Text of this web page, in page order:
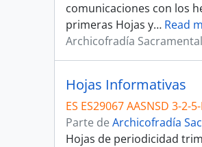
comunicaciones con los
primeras Hojas y… Read
Archicofradía
Hojas Informativas
ES ES29067 AASNSD 3-2-
Parte de Archicofradía
Hojas de periodicidad